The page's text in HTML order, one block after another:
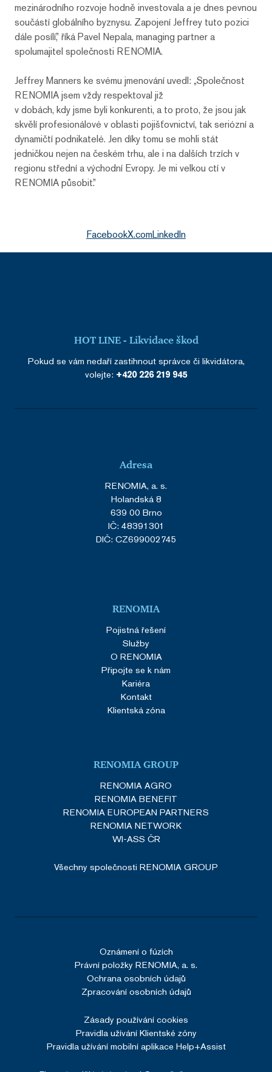
mezinárodního rozvoje hodně investovala a je dnes pevnou
součástí globálního byznysu. Zapojení Jeffrey tuto pozici
dále posílí,” říká Pavel Nepala, managing partner a
spolumajitel společnosti RENOMIA.
Jeffrey Manners ke svému jmenování uvedl: „Společnost
RENOMIA jsem vždy respektoval již
v dobách, kdy jsme byli konkurenti, a to proto, že jsou jak
skvělí profesionálové v oblasti pojišťovnictví, tak seriózní a
dynamičtí podnikatelé. Jen díky tomu se mohli stát
jedničkou nejen na českém trhu, ale i na dalších trzích v
regionu střední a východní Evropy. Je mi velkou ctí v
RENOMIA působit.”
FacebookX.comLinkedIn
HOT LINE - Likvidace škod
Pokud se vám nedaří zastihnout správce či likvidátora,
volejte: +420 226 219 945
Adresa
RENOMIA, a. s.
Holandská 8
639 00 Brno
IČ: 48391301
DIČ: CZ699002745
RENOMIA
Pojistná řešení
Služby
O RENOMIA
Připojte se k nám
Kariéra
Kontakt
Klientská zóna
RENOMIA GROUP
RENOMIA AGRO
RENOMIA BENEFIT
RENOMIA EUROPEAN PARTNERS
RENOMIA NETWORK
WI-ASS ČR
Všechny společnosti RENOMIA GROUP
Oznámení o fúzích
Právní položky RENOMIA, a. s.
Ochrana osobních údajů
Zpracování osobních údajů
Zásady používání cookies
Pravidla užívání Klientské zóny
Pravidla užívání mobilní aplikace Help+Assist